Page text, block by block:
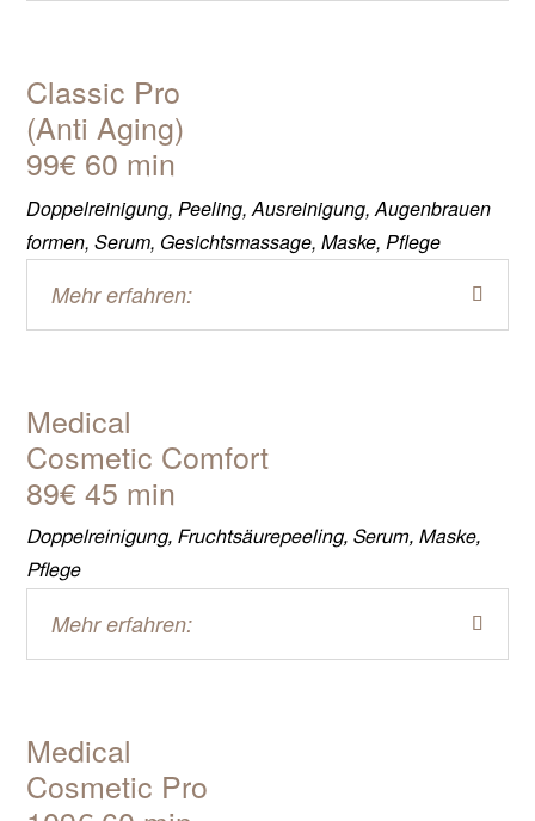
Classic Pro
(Anti Aging)
99€ 60 min
Doppelreinigung, Peeling, Ausreinigung, Augenbrauen
formen, Serum, Gesichtsmassage, Maske, Pflege
Mehr erfahren:
Medical
Cosmetic Comfort
89€ 45 min
Doppelreinigung, Fruchtsäurepeeling, Serum, Maske,
Pflege
Mehr erfahren:
Medical
Cosmetic Pro